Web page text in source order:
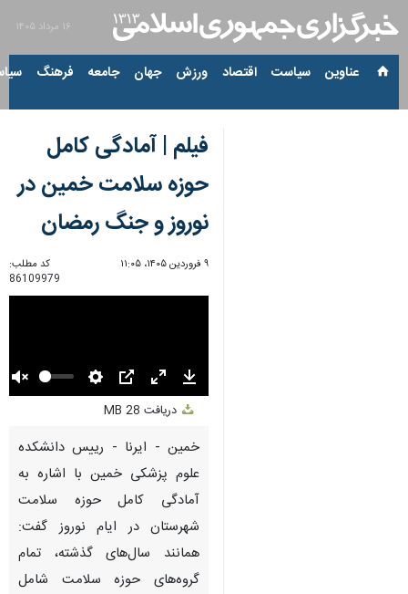
۱۶ مرداد ۱۴۰۵
عناوین‌ سیاست اقتصاد ورزش جهان جامعه فرهنگ
فیلم | آمادگی کامل
حوزه سلامت خمین در
نوروز و جنگ رمضان
۹ فروردین ۱۴۰۵، ۱۱:۰۵
کد مطلب:
86109979
Unmute Settings
PIP
Enter
fullscreen
Download
دریافت 28 MB
خمین - ایرنا - رییس دانشکده
علوم پزشکی خمین با اشاره به
آمادگی کامل حوزه سلامت
شهرستان در ایام نوروز گفت:
همانند سال‌های گذشته، تمام
گروه‌های حوزه سلامت شامل